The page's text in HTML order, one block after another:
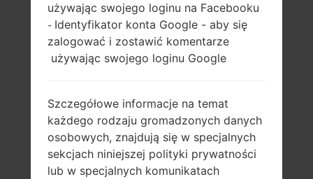
154 gramram (5.43
Usuwany Li-Ion
używając swojego loginu na Facebooku
- Identyfikator konta Google - aby się
zalogować i zostawić komentarze
używając swojego loginu Google
Szczegółowe informacje na temat
każdego rodzaju gromadzonych danych
osobowych, znajdują się w specjalnych
sekcjach niniejszej polityki prywatności
lub w specjalnych komunikatach